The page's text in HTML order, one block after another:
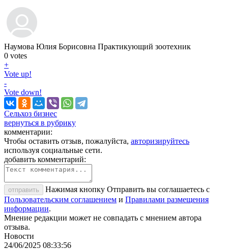
Наумова Юлия Борисовна Практикующий зоотехник
0 votes
+
Vote up!
-
Vote down!
Сельхоз бизнес
вернуться в рубрику
комментарии:
Чтобы оставить отзыв, пожалуйста, авторизируйтесь
используя социальные сети.
добавить комментарий:
отправить
Нажимая кнопку Отправить вы соглашаетесь с
Пользовательским соглашением и Правилами размещения
информации.
Мнение редакции может не совпадать с мнением автора
отзыва.
Новости
24/06/2025 08:33:56